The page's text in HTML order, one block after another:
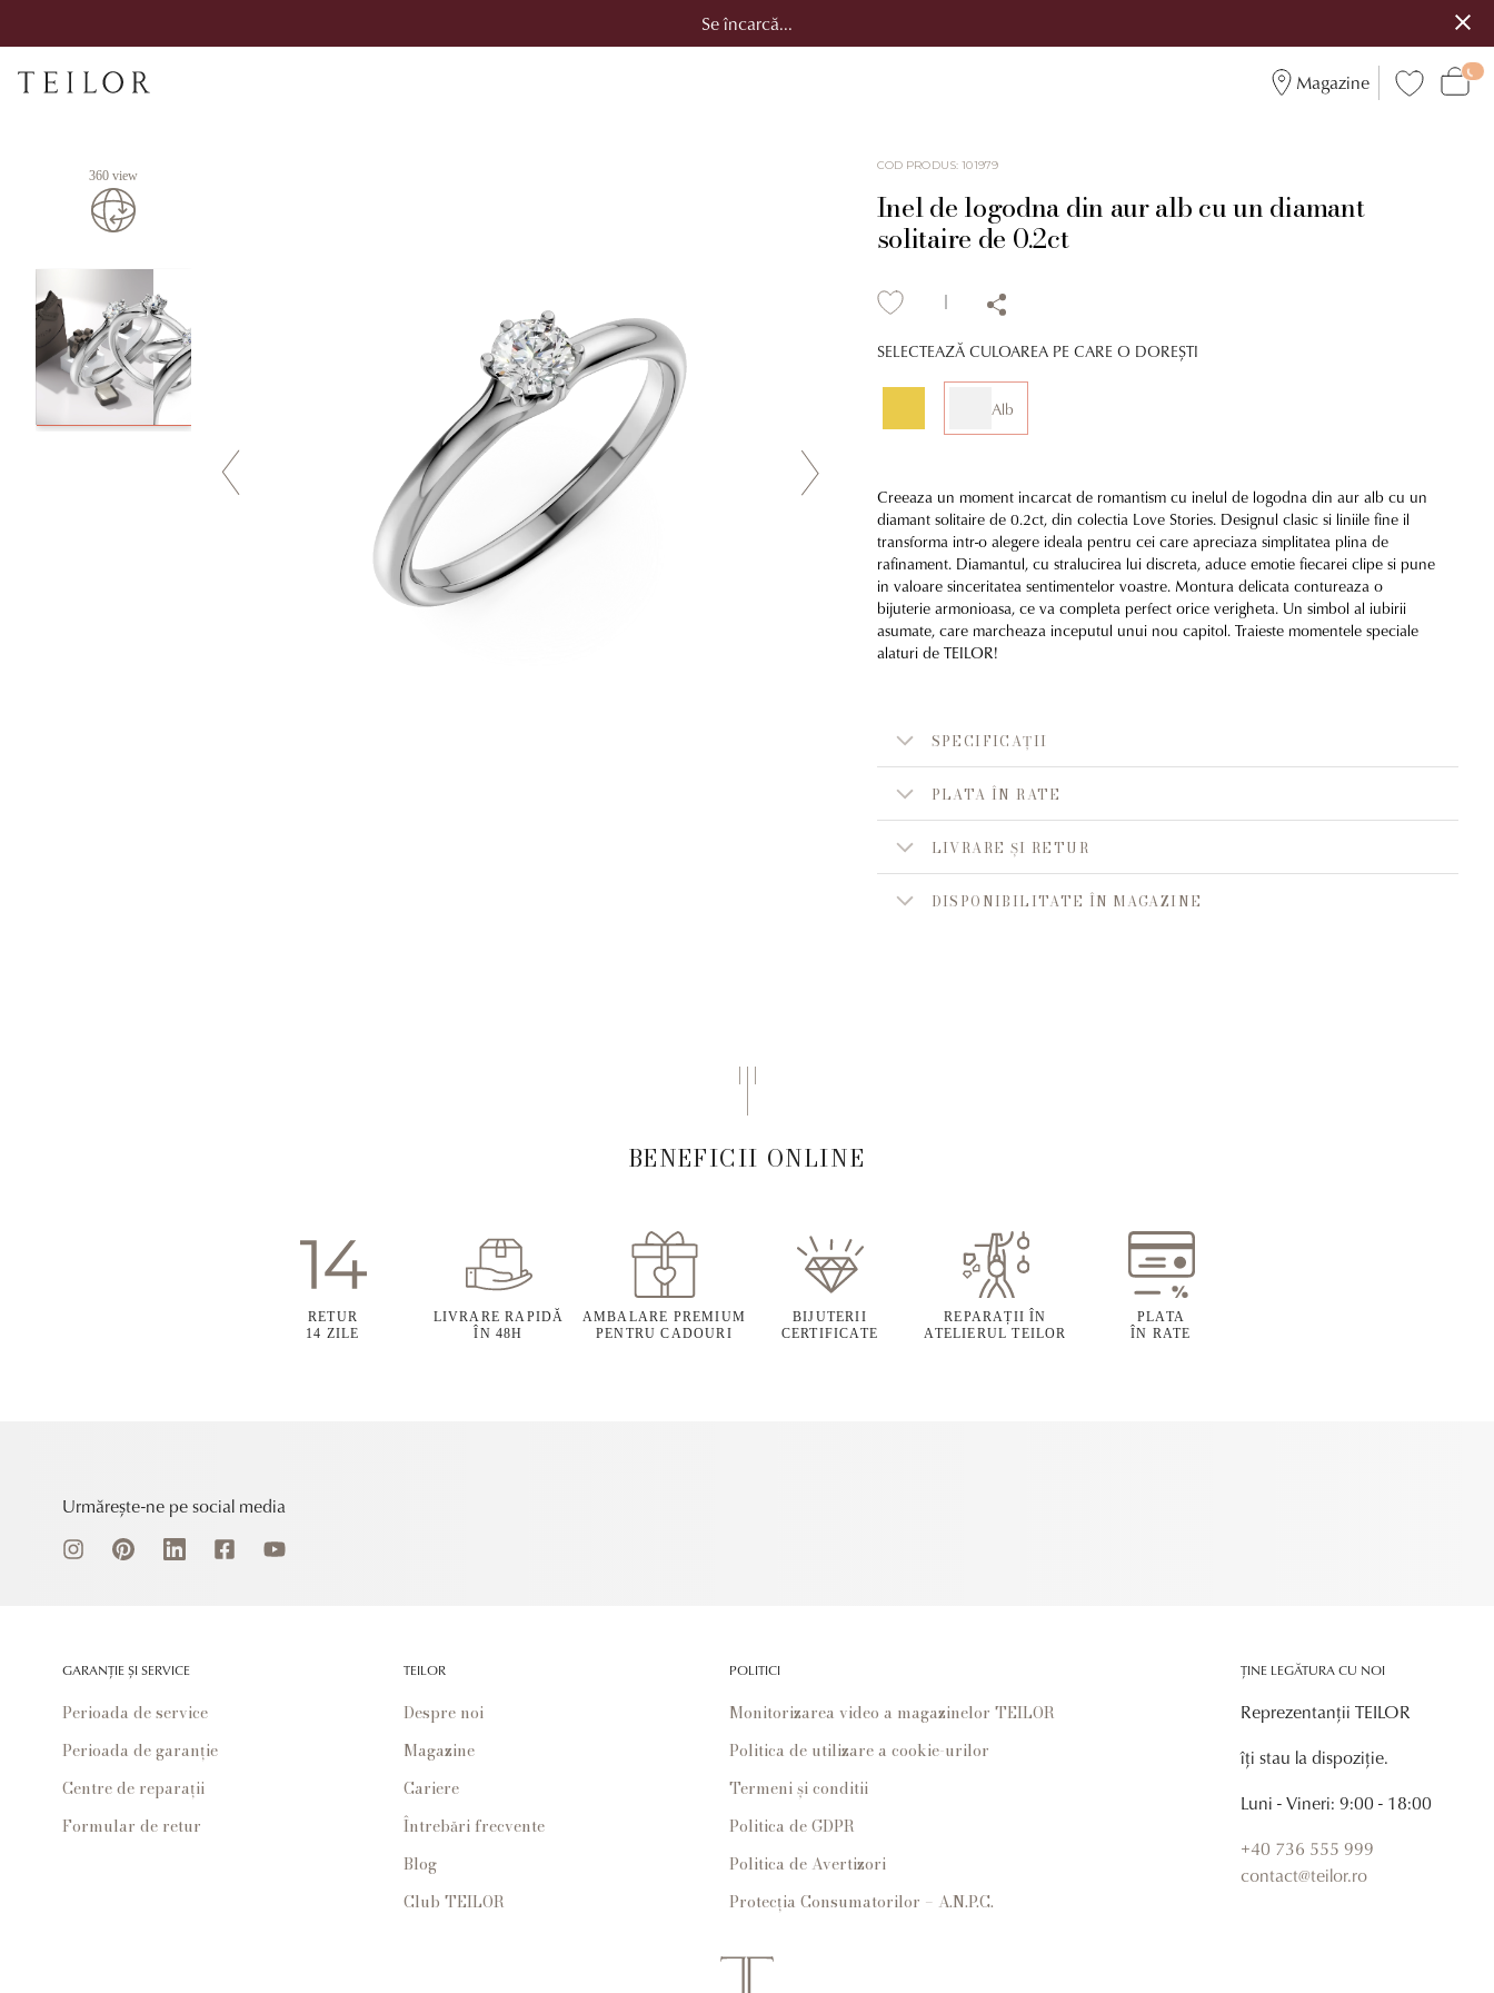
Se încarcă...
Magazine
360 view
COD PRODUS:101979
Inel de logodna din aur alb cu un diamant
solitaire de 0.2ct
SELECTEAZĂ CULOAREA PE CARE O DOREȘTI
Alb
Creeaza un moment incarcat de romantism cu inelul de logodna din aur alb cu un
diamant solitaire de 0.2ct, din colectia Love Stories. Designul clasic si liniile fine il
transforma intr-o alegere ideala pentru cei care apreciaza simplitatea plina de
rafinament. Diamantul, cu stralucirea lui discreta, aduce emotie fiecarei clipe si pune
in valoare sinceritatea sentimentelor voastre. Montura delicata contureaza o
bijuterie armonioasa, ce va completa perfect orice verigheta. Un simbol al iubirii
asumate, care marcheaza inceputul unui nou capitol. Traieste momentele speciale
alaturi de TEILOR!
SPECIFICAȚII
PLATA ÎN RATE
LIVRARE ȘI RETUR
DISPONIBILITATE ÎN MAGAZINE
BENEFICII ONLINE
RETUR
14 ZILE
LIVRARE RAPIDĂ
ÎN 48H
AMBALARE PREMIUM
PENTRU CADOURI
BIJUTERII
CERTIFICATE
REPARAȚII ÎN
ATELIERUL TEILOR
PLATA
ÎN RATE
Urmărește-ne pe social media
GARANȚIE ȘI SERVICE
Perioada de service
Perioada de garanție
Centre de reparații
Formular de retur
TEILOR
Despre noi
Magazine
Cariere
Întrebări frecvente
Blog
Club TEILOR
POLITICI
Monitorizarea video a magazinelor TEILOR
Politica de utilizare a cookie-urilor
Termeni și conditii
Politica de GDPR
Politica de Avertizori
Protecția Consumatorilor – A.N.P.C.
ȚINE LEGĂTURA CU NOI
Reprezentanții TEILOR
îți stau la dispoziție.
Luni - Vineri: 9:00 - 18:00
+40 736 555 999
contact@teilor.ro